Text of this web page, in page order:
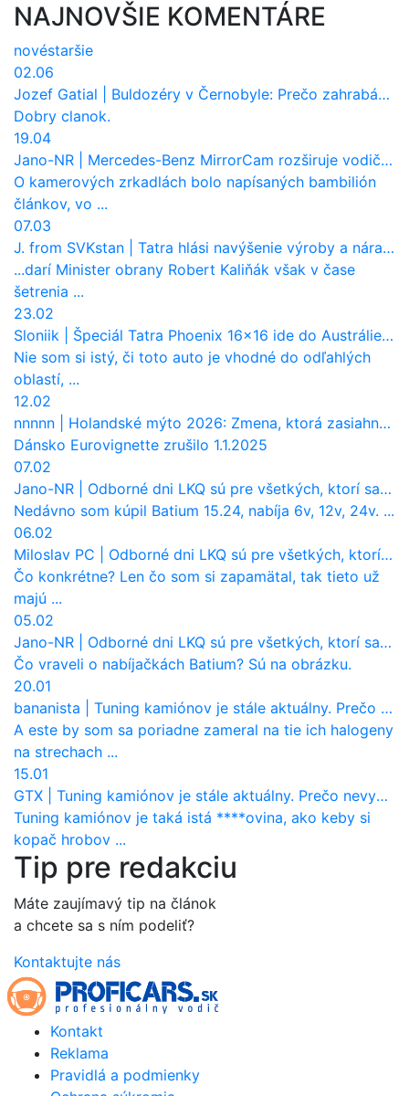
NAJNOVŠIE KOMENTÁRE
novéstaršie
02.06
Jozef Gatial
Buldozéry v Černobyle: Prečo zahrabávali Červený les pod zem?
Dobry clanok.
19.04
Jano-NR
Mercedes-Benz MirrorCam rozširuje vodičovi výhľad a uberá autobusom odpor vzduchu
O kamerových zrkadlách bolo napísaných bambilión
článkov, vo ...
07.03
J. from SVKstan
Tatra hlási navýšenie výroby a nárast tržieb. Ktorí odberatelia sú kľúčoví?
...darí Minister obrany Robert Kaliňák však v čase
šetrenia ...
23.02
Sloniik
Špeciál Tatra Phoenix 16×16 ide do Austrálie. Na čo bude slúžiť?
Nie som si istý, či toto auto je vhodné do odľahlých
oblastí, ...
12.02
nnnnn
Holandské mýto 2026: Zmena, ktorá zasiahne slovenských dopravcov
Dánsko Eurovignette zrušilo 1.1.2025
07.02
Jano-NR
Odborné dni LKQ sú pre všetkých, ktorí sa chcú dozvedieť niečo viac
Nedávno som kúpil Batium 15.24, nabíja 6v, 12v, 24v. ...
06.02
Miloslav PC
Odborné dni LKQ sú pre všetkých, ktorí sa chcú dozvedieť niečo viac
Čo konkrétne? Len čo som si zapamätal, tak tieto už
majú ...
05.02
Jano-NR
Odborné dni LKQ sú pre všetkých, ktorí sa chcú dozvedieť niečo viac
Čo vraveli o nabíjačkách Batium? Sú na obrázku.
20.01
bananista
Tuning kamiónov je stále aktuálny. Prečo nevyhynul ako pri osobákoch?
A este by som sa poriadne zameral na tie ich halogeny
na strechach ...
15.01
GTX
Tuning kamiónov je stále aktuálny. Prečo nevyhynul ako pri osobákoch?
Tuning kamiónov je taká istá ****ovina, ako keby si
kopač hrobov ...
Tip pre redakciu
Máte zaujímavý tip na článok
a chcete sa s ním podeliť?
Kontaktujte nás
Kontakt
Reklama
Pravidlá a podmienky